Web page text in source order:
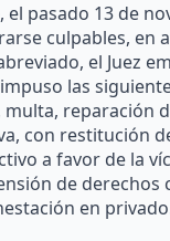
pasado 13 de
culpables, en
el Juez
las
reparación
con restitución
a favor de la
de derechos
en